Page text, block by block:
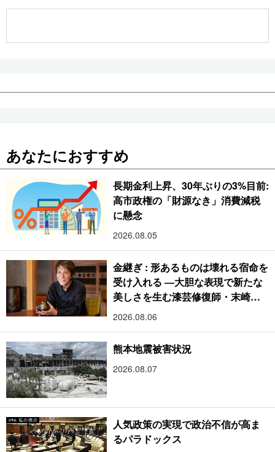
あなたにおすすめ
長期金利上昇、30年ぶりの3%目前:
高市政権の「財源なき」消費減税
に懸念
2026.08.05
金継ぎ : 形あるものは壊れる宿命を
受け入れる ―大胆な表現で新たな
美しさを生む漆芸修復師・末崎広
樹
2026.08.06
熊本地震被害状況
2026.08.07
人気政策の実現で政治不信が高ま
るパラドックス